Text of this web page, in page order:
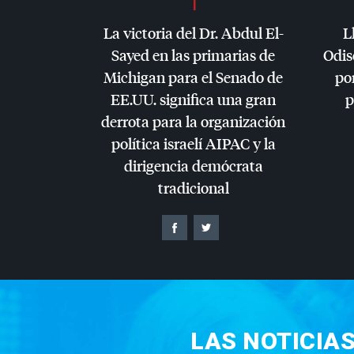
La victoria del Dr. Abdul El-
Sayed en las primarias de
Michigan para el Senado de
EE.UU. significa una gran
derrota para la organización
política israelíAIPACy la
dirigencia demócrata
tradicional
LAS